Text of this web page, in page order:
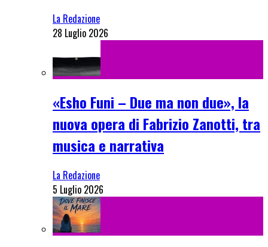
La Redazione
28 Luglio 2026
«Esho Funi – Due ma non due», la
nuova opera di Fabrizio Zanotti, tra
musica e narrativa
La Redazione
5 Luglio 2026